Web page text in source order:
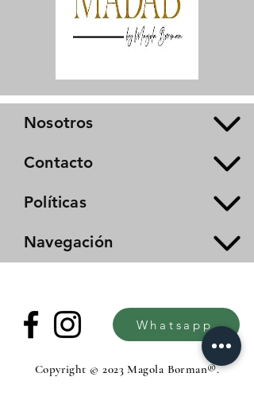
Nosotros
Contacto
Políticas
Navegación
Whatsapp
Copyright © 2023 Magola Borman®.